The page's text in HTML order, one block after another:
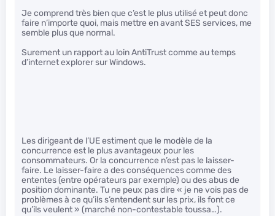
Je comprend très bien que c’est le plus utilisé et peut donc
faire n’importe quoi, mais mettre en avant SES services, me
semble plus que normal.
Surement un rapport au loin AntiTrust comme au temps
d’internet explorer sur Windows.
Les dirigeant de l’UE estiment que le modèle de la
concurrence est le plus avantageux pour les
consommateurs. Or la concurrence n’est pas le laisser-
faire. Le laisser-faire a des conséquences comme des
ententes (entre opérateurs par exemple) ou des abus de
position dominante. Tu ne peux pas dire « je ne vois pas de
problèmes à ce qu’ils s’entendent sur les prix, ils font ce
qu’ils veulent » (marché non-contestable toussa…).